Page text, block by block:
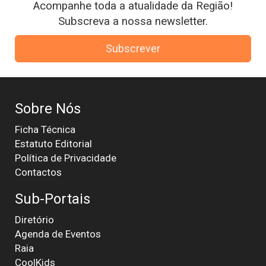
Acompanhe toda a atualidade da Região!
Subscreva a nossa newsletter.
Subscrever
Sobre Nós
Ficha Técnica
Estatuto Editorial
Política de Privacidade
Contactos
Sub-Portais
Diretório
Agenda de Eventos
Raia
CoolKids